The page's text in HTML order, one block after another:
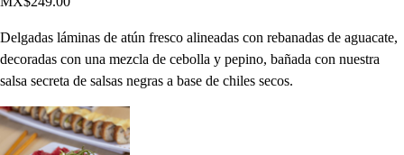
Delgadas láminas de atún fresco alineadas con rebanadas de aguacate,
decoradas con una mezcla de cebolla y pepino, bañada con nuestra
salsa secreta de salsas negras a base de chiles secos.